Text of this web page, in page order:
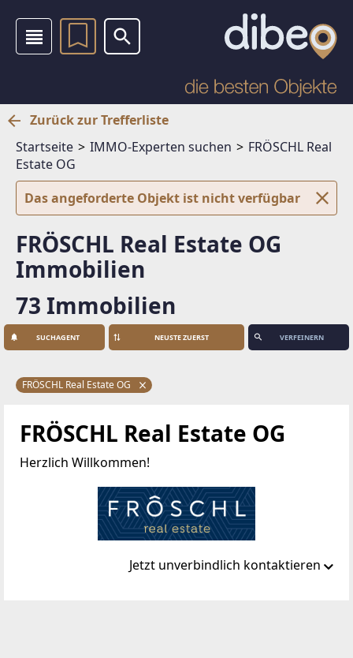
Zurück zur Trefferliste
Startseite
IMMO-Experten suchen
FRÖSCHL Real
Estate OG
Das angeforderte Objekt ist nicht verfügbar
FRÖSCHL Real Estate OG
Immobilien
73 Immobilien
SUCHAGENT VERFEINERN
FRÖSCHL Real Estate OG
FRÖSCHL Real Estate OG
Herzlich Willkommen!
Jetzt unverbindlich kontaktieren